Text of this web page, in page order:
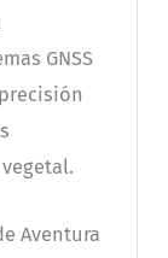
GNSS
Aventura